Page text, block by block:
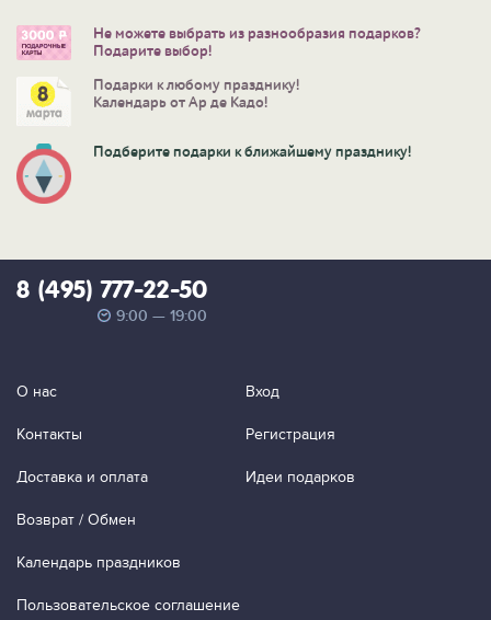
Не можете выбрать из разнообразия подарков?
Подарите выбор!
Подарки к любому празднику!
Календарь от Ар де Кадо!
Подберите подарки к ближайшему празднику!
8 (495) 777-22-50
9:00 — 19:00
О нас
Контакты
Доставка и оплата
Возврат / Обмен
Календарь праздников
Пользовательское соглашение
Вход
Регистрация
Идеи подарков